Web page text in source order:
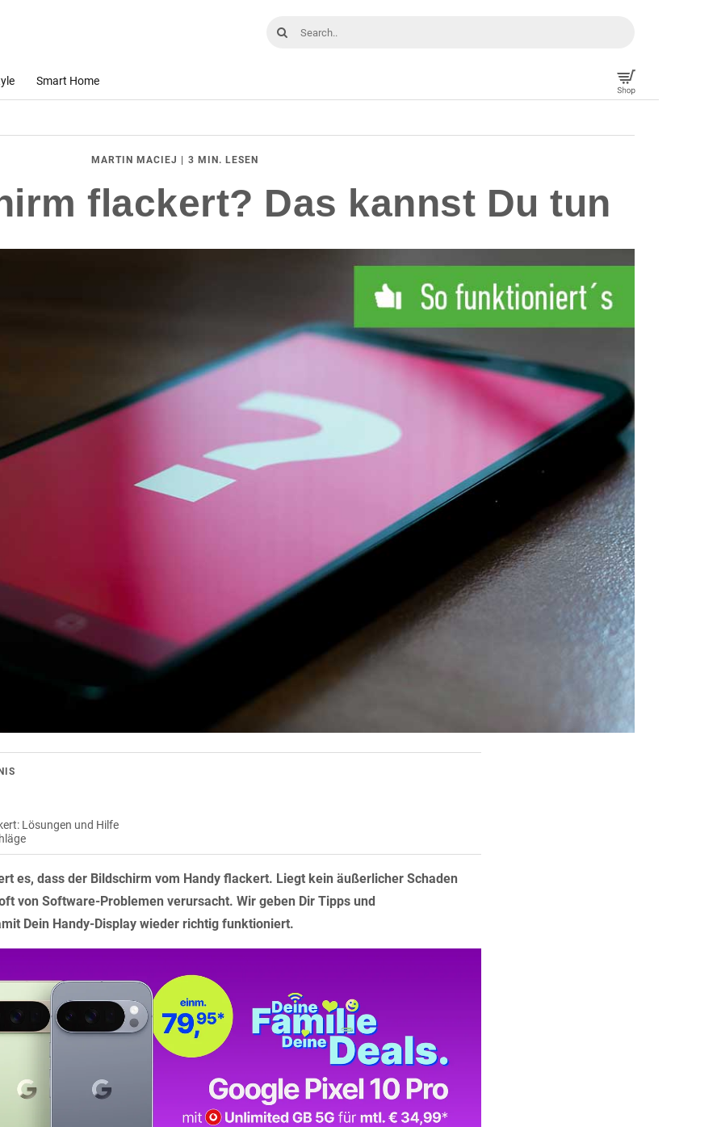
Smart Home
MARTIN MACIEJ 3 MIN. LESEN
flackert? Das kannst Du tun
Lösungen und Hilfe
es, dass der Bildschirm vom Handy flackert. Liegt kein äußerlicher Schaden
von Software-Problemen verursacht. Wir geben Dir Tipps und
Dein Handy-Display wieder richtig funktioniert.